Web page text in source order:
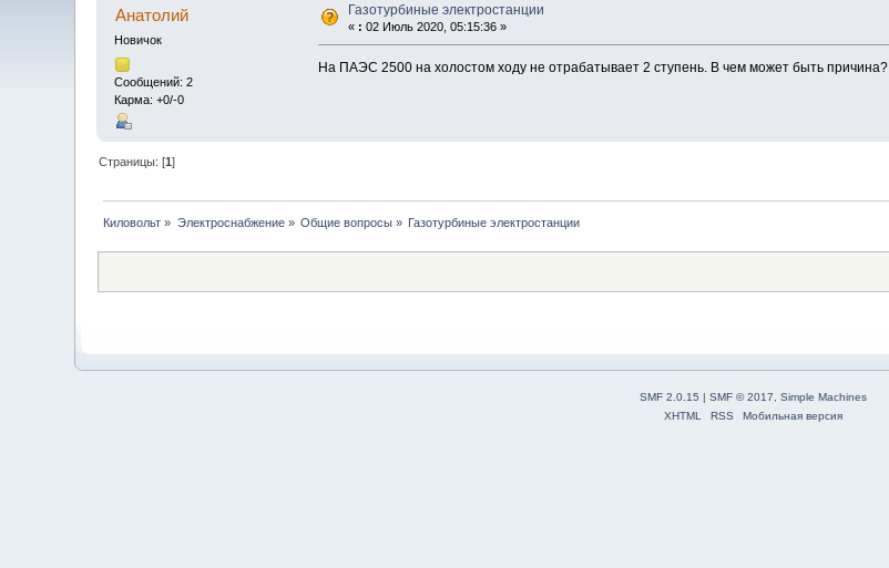
Анатолий
Новичок
Сообщений: 2
Карма: +0/-0
Газотурбиные электростанции
« : 02 Июль 2020, 05:15:36 »
На ПАЭС 2500 на холостом ходу не отрабатывает 2 ступень. В чем может быть причина?
Страницы: [1]
Киловольт » Электроснабжение» Общие вопросы » Газотурбиные электростанции
SMF 2.0.15 SMF © 2017, Simple Machines
XHTML
RSS Мобильная версия